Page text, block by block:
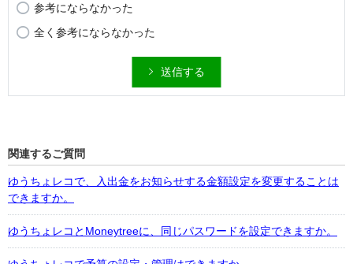
参考にならなかった
全く参考にならなかった
送信する
関連するご質問
ゆうちょレコで、入出金をお知らせする金額設定を変更することは
できますか。
ゆうちょレコとMoneytreeに、同じパスワードを設定できますか。